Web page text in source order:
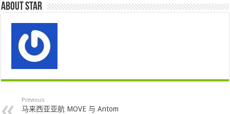
About star
Previous
马来西亚亚航 MOVE 与 Antom